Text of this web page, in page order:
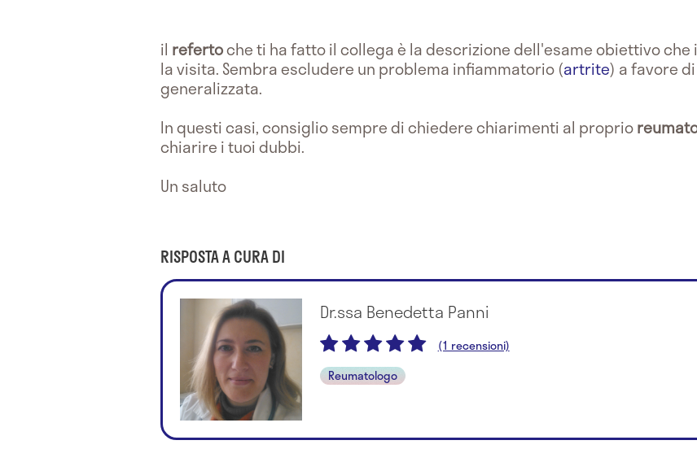
il refertoche ti ha fatto il collega è la descrizione dell'esame obiettivo
la visita. Sembra escludere un problema infiammatorio (artrite) a favore
generalizzata.
In questi casi, consiglio sempre di chiedere chiarimenti al proprio
chiarire i tuoi dubbi.
Un saluto
RISPOSTA A CURA DI
Dr.ssa Benedetta Panni
(1 recensioni)
Reumatologo